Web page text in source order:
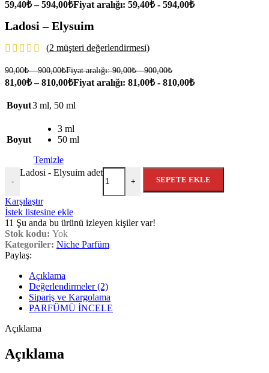
59,40₺ –594,00₺Fiyat aralığı: 59,40₺ - 594,00₺
Ladosi – Elysuim
(2 müşteri değerlendirmesi)
90,00₺ –900,00₺Fiyat aralığı: 90,00₺ - 900,00₺
81,00₺ –810,00₺Fiyat aralığı: 81,00₺ - 810,00₺
Boyut3 ml, 50 ml
Boyut
3 ml
50 ml
Temizle
-
Ladosi - Elysuim adet
+ SEPETE EKLE
Karşılaştır
İstek listesine ekle
11 Şu anda bu ürünü izleyen kişiler var!
Stok kodu: Yok
Kategoriler: Niche Parfüm
Paylaş:
Açıklama
Değerlendirmeler (2)
Sipariş ve Kargolama
PARFÜMÜ İNCELE
Açıklama
Açıklama